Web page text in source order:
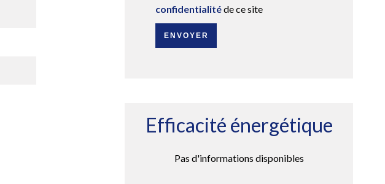
confidentialitéde ce site
ENVOYER
Efficacité énergétique
Pas d'informations disponibles